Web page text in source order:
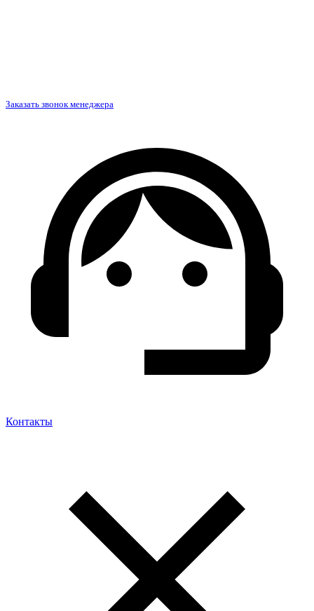
Заказать звонок менеджера
Контакты